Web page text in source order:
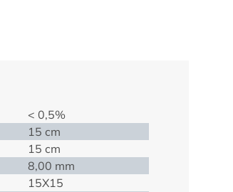
< 0,5%
15 cm
15 cm
8,00 mm
15X15